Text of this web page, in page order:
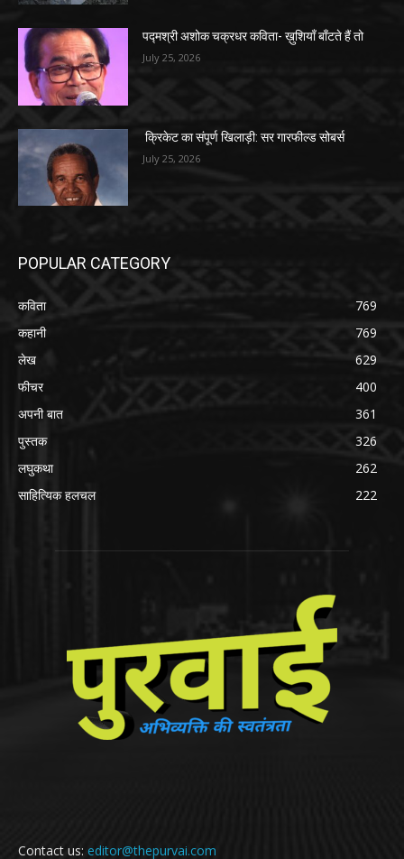
पद्मश्री अशोक चक्रधर कविता- ख़ुशियाँ बाँटते हैं तो
July 25, 2026
क्रिकेट का संपूर्ण खिलाड़ी: सर गारफील्ड सोबर्स
July 25, 2026
POPULAR CATEGORY
कविता
769
कहानी
769
लेख
629
फीचर
400
अपनी बात
361
पुस्तक
326
लघुकथा
262
साहित्यिक हलचल
222
Contact us: editor@thepurvai.com